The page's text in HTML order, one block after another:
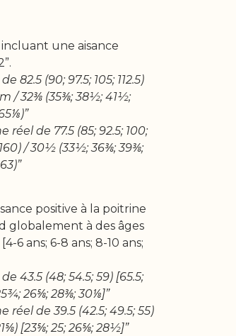
incluant une aisance
(90; 97.5; 105; 112.5)
cm / 32⅜ (35⅜; 38½; 41½;
de 77.5 (85; 92.5; 100;
160) / 30½ (33½; 36⅜; 39⅜;
positive à la poitrine
globalement à des âges
6 ans; 6-8 ans; 8-10 ans;
43.5 (48; 54.5; 59) [65.5;
26⅝; 28⅜; 30⅛]”
de 39.5 (42.5; 49.5; 55)
[23⅝; 25; 26⅝; 28½]”